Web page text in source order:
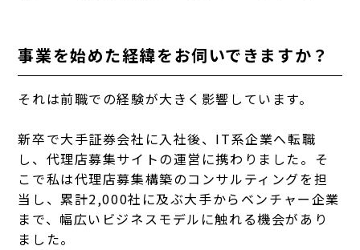
事業を始めた経緯をお伺いできますか？
それは前職での経験が大きく影響しています。
新卒で大手証券会社に入社後、IT系企業へ転職
し、代理店募集サイトの運営に携わりました。そ
こで私は代理店募集構築のコンサルティングを担
当し、累計2,000社に及ぶ大手からベンチャー企業
まで、幅広いビジネスモデルに触れる機会があり
ました。